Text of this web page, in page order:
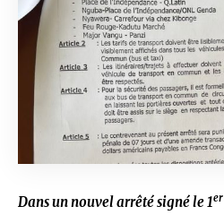
Dans un nouvel arrêté signé le 1er